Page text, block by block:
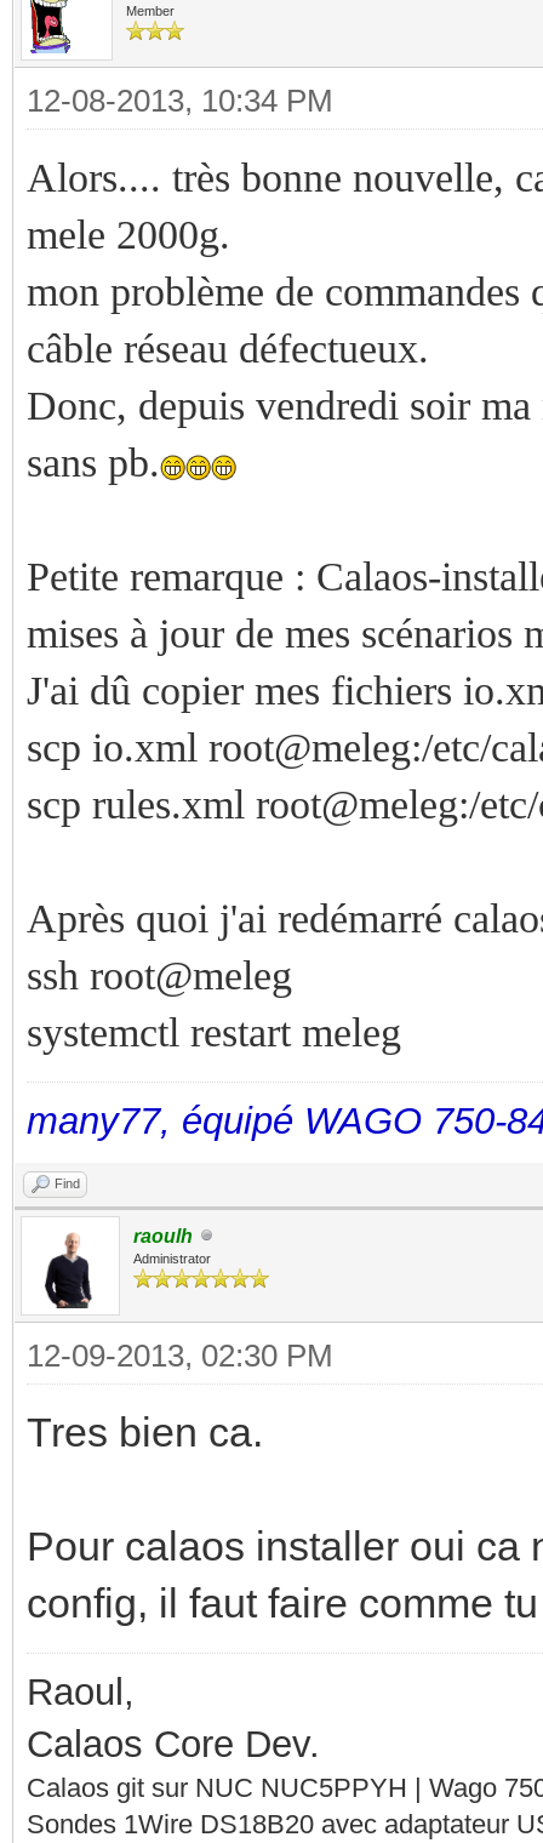
Member
12-08-2013, 10:34 PM
Alors.... très bonne nouvelle,
mele 2000g.
mon problème de commandes
câble réseau défectueux.
Donc, depuis vendredi soir
sans pb.
Petite remarque : Calaos-
mises à jour de mes scénarios
J'ai dû copier mes fichiers
scp io.xml root@meleg:/etc/
scp rules.xml root@meleg:/
Après quoi j'ai redémarré
ssh root@meleg
systemctl restart meleg
many77, équipé WAGO 750-
Find
raoulh
Administrator
12-09-2013, 02:30 PM
Tres bien ca.
Pour calaos installer oui ca
config, il faut faire comme
Raoul,
Calaos Core Dev.
Calaos git sur NUC NUC5PPYH | Wago
Sondes 1Wire DS18B20 avec adaptateur